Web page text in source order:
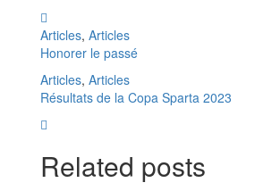
Articles, Articles
Honorer le passé
Articles, Articles
Résultats de la Copa Sparta 2023
Related posts